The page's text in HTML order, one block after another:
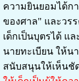
ความยินยอมได้ก
ของศาล" และวร
เด็กเป็นบุตรได้ แ
นายทะเบียน ให้น
สนับสนุนให้เห็นชั